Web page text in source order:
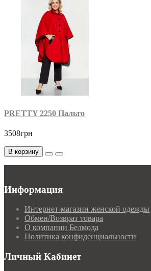
PRETTY 2250 Пальто
3508грн
В корзину
Информация
Интернет-магазин женской одежды
Обмен/Возврат товара
О компании Белмода
Политика конфиденциальности
Личный Кабинет